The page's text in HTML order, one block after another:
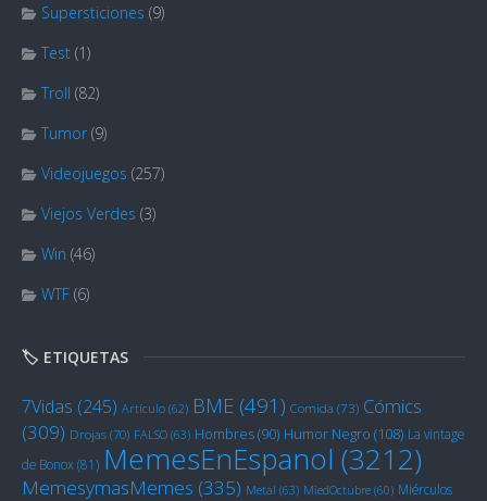
Supersticiones (9)
Test (1)
Troll (82)
Tumor (9)
Videojuegos (257)
Viejos Verdes (3)
Win (46)
WTF (6)
🏷️ ETIQUETAS
7Vidas (245) Artículo (62) BME (491) Comida (73) Cómics
(309) Drojas (70) FALSO (63) Hombres(90) Humor Negro (108) La vintage
de Bonox(81) MemesEnEspanol (3212)
MemesymasMemes (335) Metal (63) MiedOctubre (60) Miérculos